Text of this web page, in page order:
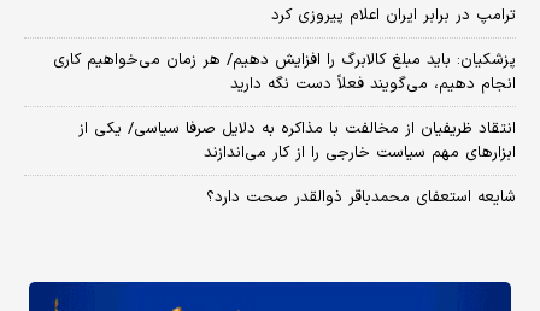
ترامپ در برابر ایران اعلام پیروزی کرد
پزشکیان: باید مبلغ کالابرگ را افزایش دهیم/ هر زمان می‌خواهیم کاری
انجام دهیم، می‌گویند فعلاً دست نگه دارید
انتقاد ظریفیان از مخالفت با مذاکره به دلایل صرفا سیاسی/ یکی از
ابزارهای مهم سیاست خارجی را از کار می‌اندازند
شایعه استعفای محمدباقر ذوالقدر صحت دارد؟